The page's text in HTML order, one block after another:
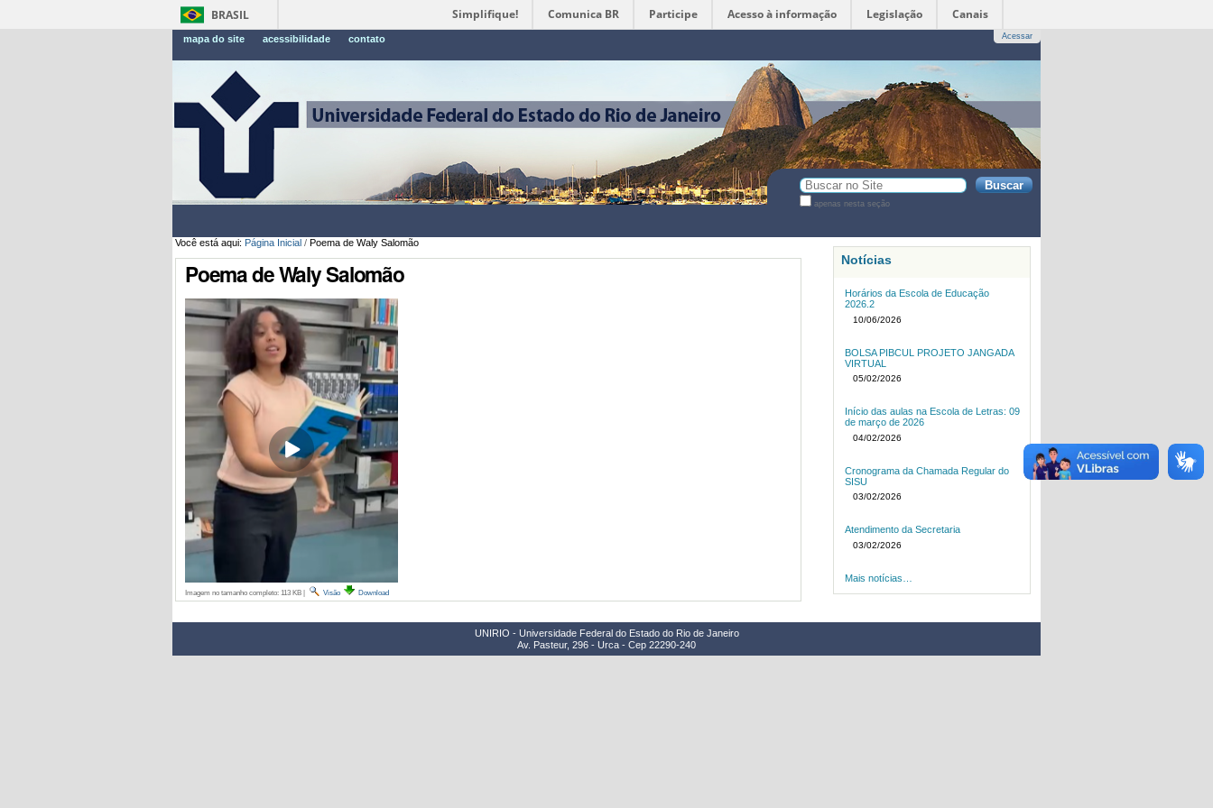
BRASIL Simplifique! Comunica BR Participe Acesso à informação Legislação Canais
mapa do site acessibilidade contato Acessar
Busca
apenas nesta seção
Você está aqui: Página Inicial / Poema de Waly Salomão
Poema de Waly Salomão
Imagem no tamanho completo: 113 KB| Visão Download
Notícias
Horários da Escola de Educação
2026.2
10/06/2026
BOLSA PIBCUL PROJETO JANGADA
VIRTUAL
05/02/2026
Início das aulas na Escola de Letras: 09
de março de 2026
04/02/2026
Cronograma da Chamada Regular do
SISU
03/02/2026
Atendimento da Secretaria
03/02/2026
Mais notícias…
UNIRIO - Universidade Federal do Estado do Rio de Janeiro
Av. Pasteur, 296 - Urca - Cep 22290-240